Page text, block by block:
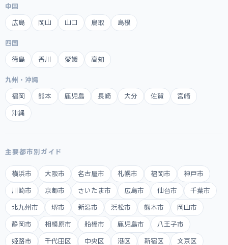
中国
広島 岡山 山口 鳥取 島根
四国
徳島 香川 愛媛 高知
九州・沖縄
福岡 熊本 鹿児島 長崎 大分 佐賀 宮崎
沖縄
主要都市別ガイド
横浜市 大阪市 名古屋市 札幌市 福岡市 神戸市
川崎市 京都市 さいたま市 広島市 仙台市 千葉市
北九州市 堺市 新潟市 浜松市 熊本市 岡山市
静岡市 相模原市 船橋市 鹿児島市 八王子市
姫路市 千代田区 中央区 港区 新宿区 文京区